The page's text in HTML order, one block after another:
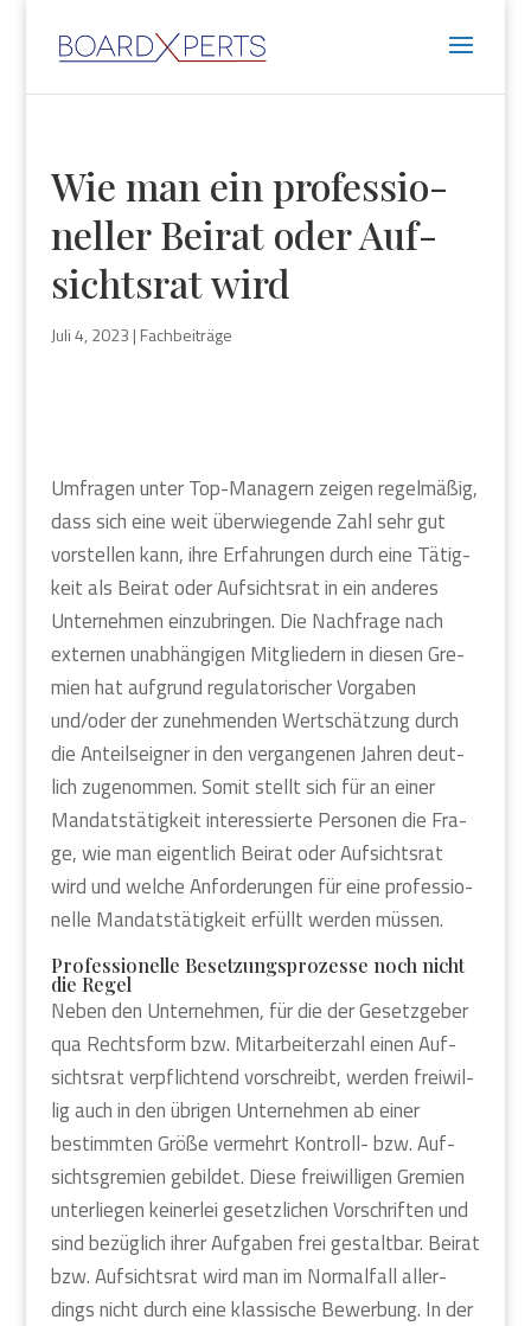
Wie man ein pro­fes­sio­
nel­ler Bei­rat oder Auf­
sichts­rat wird
Juli 4, 2023 | Fachbeiträge
Umfra­gen unter Top-Mana­gern zei­gen regel­mä­ßig,
dass sich eine weit über­wie­gen­de Zahl sehr gut
vor­stel­len kann, ihre Erfah­run­gen durch eine Tätig­
keit als Bei­rat oder Auf­sichts­rat in ein ande­res
Unter­neh­men ein­zu­brin­gen. Die Nach­fra­ge nach
exter­nen unab­hän­gi­gen Mit­glie­dern in die­sen Gre­
mi­en hat auf­grund regu­la­to­ri­scher Vor­ga­ben
und/oder der zuneh­men­den Wert­schät­zung durch
die Anteils­eig­ner in den ver­gan­ge­nen Jah­ren deut­
lich zuge­nom­men. Somit stellt sich für an einer
Man­dats­tä­tig­keit inter­es­sier­te Per­so­nen die Fra­
ge, wie man eigent­lich Bei­rat oder Auf­sichts­rat
wird und wel­che Anfor­de­run­gen für eine pro­fes­sio­
nel­le Man­dats­tä­tig­keit erfüllt wer­den müs­sen.
Pro­fes­sio­nel­le Beset­zungs­pro­zes­se noch nicht
die Regel
Neben den Unter­neh­men, für die der Gesetz­ge­ber
qua Rechts­form bzw. Mit­ar­bei­ter­zahl einen Auf­
sichts­rat ver­pflich­tend vor­schreibt, wer­den frei­wil­
lig auch in den übri­gen Unter­neh­men ab einer
bestimm­ten Grö­ße ver­mehrt Kon­troll- bzw. Auf­
sichts­gre­mi­en gebil­det. Die­se frei­wil­li­gen Gre­mi­en
unter­lie­gen kei­ner­lei gesetz­li­chen Vor­schrif­ten und
sind bezüg­lich ihrer Auf­ga­ben frei gestalt­bar. Bei­rat
bzw. Auf­sichts­rat wird man im Nor­mal­fall aller­
dings nicht durch eine klas­si­sche Bewer­bung. In der